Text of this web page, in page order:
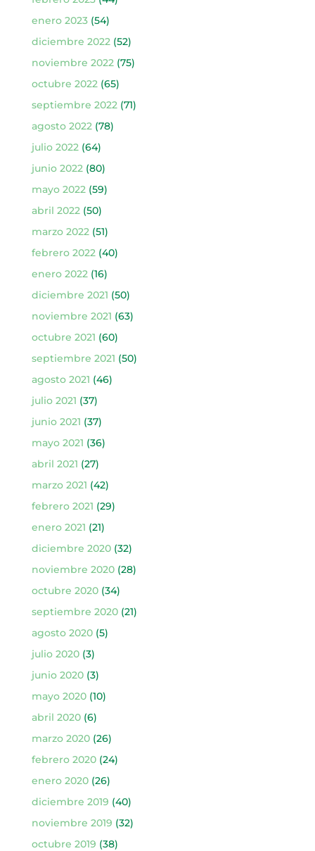
enero 2023(54)
diciembre 2022 (52)
noviembre 2022 (75)
octubre 2022 (65)
septiembre 2022 (71)
agosto 2022 (78)
julio 2022 (64)
junio 2022 (80)
mayo 2022 (59)
abril 2022 (50)
marzo 2022 (51)
febrero 2022 (40)
enero 2022 (16)
diciembre 2021 (50)
noviembre 2021 (63)
octubre 2021 (60)
septiembre 2021 (50)
agosto 2021 (46)
julio 2021 (37)
junio 2021 (37)
mayo 2021 (36)
abril 2021 (27)
marzo 2021 (42)
febrero 2021 (29)
enero 2021 (21)
diciembre 2020(32)
noviembre 2020(28)
octubre 2020(34)
septiembre 2020(21)
agosto 2020(5)
julio 2020(3)
junio 2020(3)
mayo 2020(10)
abril 2020(6)
marzo 2020(26)
febrero 2020(24)
enero 2020(26)
diciembre 2019 (40)
noviembre 2019 (32)
octubre 2019 (38)